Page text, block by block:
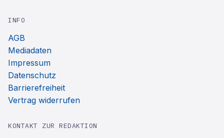
INFO
AGB
Mediadaten
Impressum
Datenschutz
Barrierefreiheit
Vertrag widerrufen
KONTAKT ZUR REDAKTION